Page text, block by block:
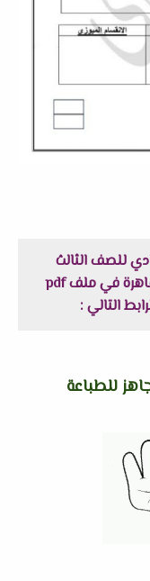
للصف الثالث
الإعدادي الترم الأول 2026 لتوجيه القاهرة في ملف pdf
التالي :